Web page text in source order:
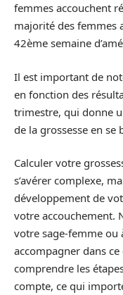
femmes accouchent
majorité des femmes
42ème semaine
Il est important de
en fonction des
trimestre, qui donne
de la grossesse en se
Calculer votre
s’avérer complexe,
développement de
votre accouchement.
votre sage-femme ou
accompagner dans
comprendre les
compte, ce qui